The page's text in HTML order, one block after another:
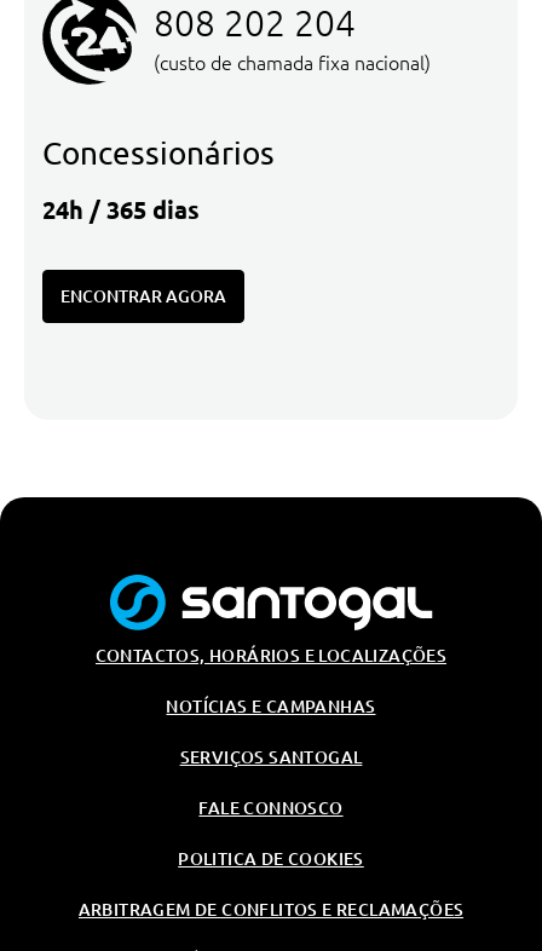
808 202 204
(custo de chamada fixa nacional)
Concessionários
24h / 365 dias
ENCONTRAR AGORA
CONTACTOS, HORÁRIOS E LOCALIZAÇÕES
NOTÍCIAS E CAMPANHAS
SERVIÇOS SANTOGAL
FALE CONNOSCO
POLITICA DE COOKIES
ARBITRAGEM DE CONFLITOS E RECLAMAÇÕES